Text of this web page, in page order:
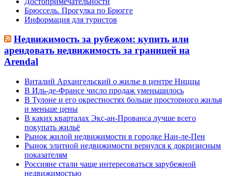
Брюссель. Прогулка по Брюгге
Информация для туристов
Недвижимость за рубежом: купить или
арендовать недвижимость за границей на
Arendal
Виталий Архангельский о жилье в центре Ниццы
В Иль-де-Франсе число продаж уменьшилось
В Тулоне и его окрестностях больше просторного жилья
и меньше цены
В каких кварталах Экс-ан-Прованса лучше всего
покупать жильё
Рынок жилой недвижимости в городке Нан-ле-Пен
Рынок элитной недвижимости вернулся к докризисным
показателям
Россияне стали чаще интересоваться зарубежной
недвижимостью